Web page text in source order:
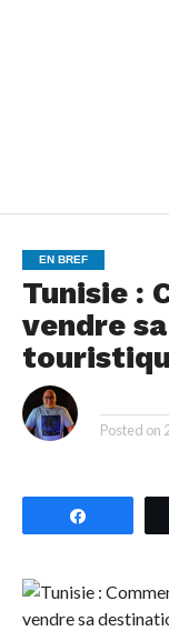
EN BREF
Tunisie :
vendre
Posted on